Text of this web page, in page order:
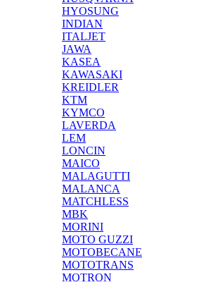
HYOSUNG
INDIAN
ITALJET
JAWA
KASEA
KAWASAKI
KREIDLER
KTM
KYMCO
LAVERDA
LEM
LONCIN
MAICO
MALAGUTTI
MALANCA
MATCHLESS
MBK
MORINI
MOTO GUZZI
MOTOBECANE
MOTOTRANS
MOTRON